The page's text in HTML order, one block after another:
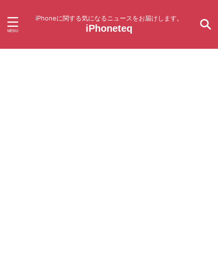
iPhoneに関する気になるニュースをお届けします。
iPhoneteq